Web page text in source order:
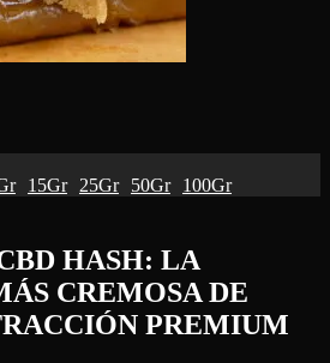
15Gr 25Gr 50Gr 100Gr
HASH: LA
CREMOSA DE
PREMIUM